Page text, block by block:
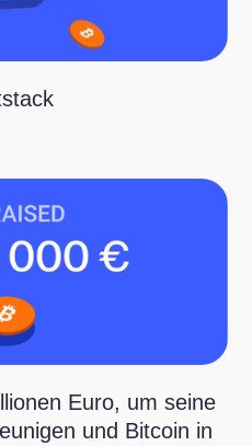
Euro, um seine
und Bitcoin in